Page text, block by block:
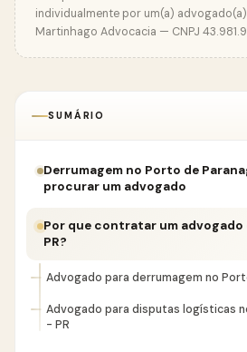
individualmente por um(a)
Martinhago Advocacia — CNPJ
SUMÁRIO
Derrumagem no Porto de
procurar um advogado
Por que contratar um advogado
PR?
Advogado para derrumagem no
Advogado para disputas logísticas
- PR